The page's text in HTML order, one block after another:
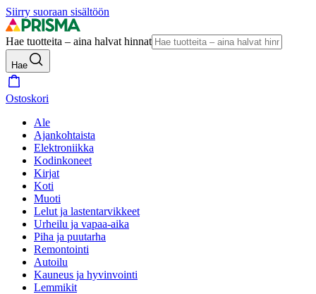
Siirry suoraan sisältöön
Hae tuotteita – aina halvat hinnat
Hae
Ostoskori
Ale
Ajankohtaista
Elektroniikka
Kodinkoneet
Kirjat
Koti
Muoti
Lelut ja lastentarvikkeet
Urheilu ja vapaa-aika
Piha ja puutarha
Remontointi
Autoilu
Kauneus ja hyvinvointi
Lemmikit